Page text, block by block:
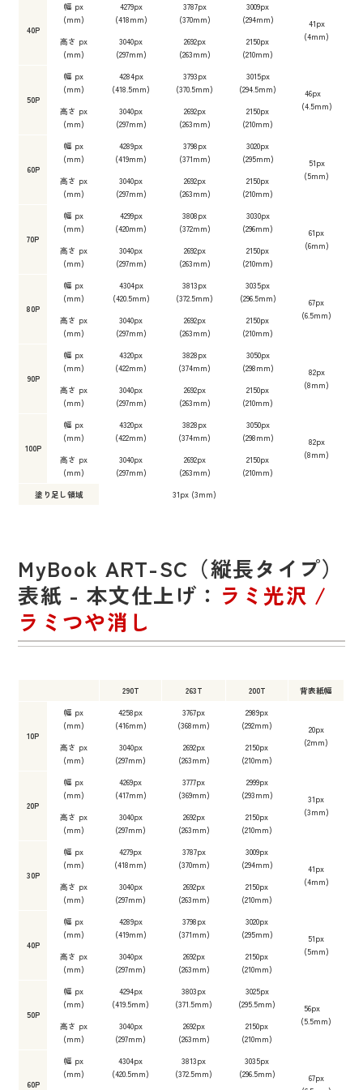
40P
幅 px
(mm)
4279px
(418mm)
3787px
(370mm)
3009px
(294mm)
41px
(4mm)
高さ px
(mm)
3040px
(297mm)
2692px
(263mm)
2150px
(210mm)
50P
幅 px
(mm)
4284px
(418.5mm)
3793px
(370.5mm)
3015px
(294.5mm)
46px
(4.5mm)
高さ px
(mm)
3040px
(297mm)
2692px
(263mm)
2150px
(210mm)
60P
幅 px
(mm)
4289px
(419mm)
3798px
(371mm)
3020px
(295mm)
51px
(5mm)
高さ px
(mm)
3040px
(297mm)
2692px
(263mm)
2150px
(210mm)
70P
幅 px
(mm)
4299px
(420mm)
3808px
(372mm)
3030px
(296mm)
61px
(6mm)
高さ px
(mm)
3040px
(297mm)
2692px
(263mm)
2150px
(210mm)
80P
幅 px
(mm)
4304px
(420.5mm)
3813px
(372.5mm)
3035px
(296.5mm)
67px
(6.5mm)
高さ px
(mm)
3040px
(297mm)
2692px
(263mm)
2150px
(210mm)
90P
幅 px
(mm)
4320px
(422mm)
3828px
(374mm)
3050px
(298mm)
82px
(8mm)
高さ px
(mm)
3040px
(297mm)
2692px
(263mm)
2150px
(210mm)
100P
幅 px
(mm)
4320px
(422mm)
3828px
(374mm)
3050px
(298mm)
82px
(8mm)
高さ px
(mm)
3040px
(297mm)
2692px
(263mm)
2150px
(210mm)
塗り足し領域
31px (3mm)
MyBook ART-SC（縦長タイプ）
表紙 - 本文仕上げ： ラミ光沢 /
ラミつや消し
290T 263T 200T 背表紙幅
10P
幅 px
(mm)
4258px
(416mm)
3767px
(368mm)
2989px
(292mm)
20px
(2mm)
高さ px
(mm)
3040px
(297mm)
2692px
(263mm)
2150px
(210mm)
20P
幅 px
(mm)
4269px
(417mm)
3777px
(369mm)
2999px
(293mm)
31px
(3mm)
高さ px
(mm)
3040px
(297mm)
2692px
(263mm)
2150px
(210mm)
30P
幅 px
(mm)
4279px
(418mm)
3787px
(370mm)
3009px
(294mm)
41px
(4mm)
高さ px
(mm)
3040px
(297mm)
2692px
(263mm)
2150px
(210mm)
40P
幅 px
(mm)
4289px
(419mm)
3798px
(371mm)
3020px
(295mm)
51px
(5mm)
高さ px
(mm)
3040px
(297mm)
2692px
(263mm)
2150px
(210mm)
50P
幅 px
(mm)
4294px
(419.5mm)
3803px
(371.5mm)
3025px
(295.5mm)
56px
(5.5mm)
高さ px
(mm)
3040px
(297mm)
2692px
(263mm)
2150px
(210mm)
60P
幅 px
(mm)
4304px
(420.5mm)
3813px
(372.5mm)
3035px
(296.5mm)
67px